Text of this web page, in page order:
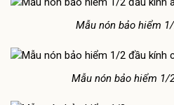
Mẫu nón bảo hiểm
Mẫu nón bảo hiểm 1/